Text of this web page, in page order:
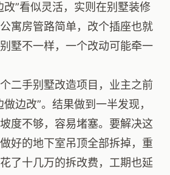
改”看似灵活，实则在别墅装修
寓房管路简单，改个插座也就
墅不一样，一个改动可能牵一
二手别墅改造项目，业主之前
边改”。结果做到一半发现，
度不够，容易堵塞。要解决这
好的地下室吊顶全部拆掉，重
了十几万的拆改费，工期也延